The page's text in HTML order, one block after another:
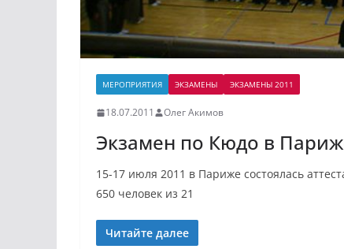
МЕРОПРИЯТИЯ ЭКЗАМЕНЫ ЭКЗАМЕНЫ 2011
18.07.2011 Олег Акимов
Экзамен по Кюдо в
15-17 июля 2011 в Париже состоялась
650 человек из 21
Читайте далее